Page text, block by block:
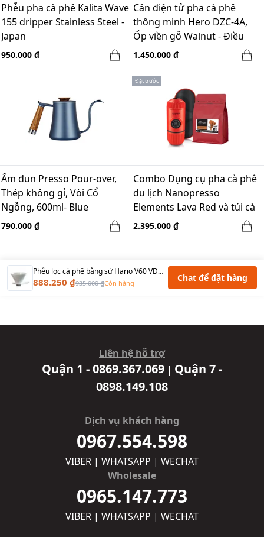
Phễu pha cà phê Kalita Wave
155 dripper Stainless Steel -
Japan
950.000 ₫
Cân điện tử pha cà phê
thông minh Hero DZC-4A,
Ốp viền gỗ Walnut - Điều
chỉnh 5 chế độ - 2500mAH
1.450.000 ₫
Ấm đun Presso Pour-over,
Thép không gỉ, Vòi Cổ
Ngỗng, 600ml- Blue
790.000 ₫
Đặt trước
Combo Dụng cụ pha cà phê
du lịch Nanopresso
Elements Lava Red và túi cà
phê Guateamala - 250gr
2.395.000 ₫
Phễu lọc cà phê bằng sứ Hario V60 VDMU-02-CW One Pour Dripper Ceramic
888.250 ₫935.000 ₫Còn hàng Chat để đặt hàng
Liên hệ hỗ trợ
Quận 1 - 0869.367.069 | Quận 7 -
0898.149.108
Dịch vụ khách hàng
0967.554.598
VIBER | WHATSAPP | WECHAT
Wholesale
0965.147.773
VIBER | WHATSAPP | WECHAT